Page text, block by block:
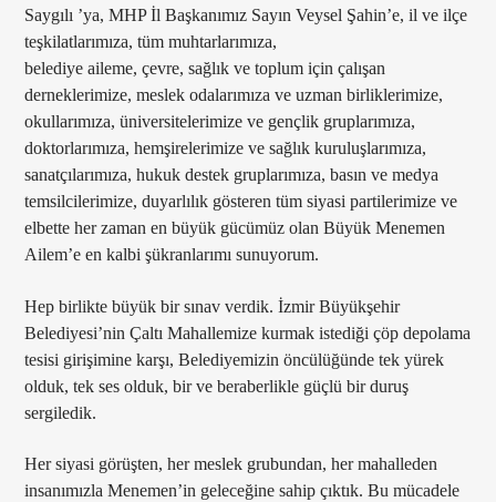
Radyo Çağrı 97.5
Saygılı ’ya, MHP İl Başkanımız Sayın Veysel Şahin’e, il ve ilçe
teşkilatlarımıza, tüm muhtarlarımıza,
belediye aileme, çevre, sağlık ve toplum için çalışan
derneklerimize, meslek odalarımıza ve uzman birliklerimize,
okullarımıza, üniversitelerimize ve gençlik gruplarımıza,
doktorlarımıza, hemşirelerimize ve sağlık kuruluşlarımıza,
sanatçılarımıza, hukuk destek gruplarımıza, basın ve medya
temsilcilerimize, duyarlılık gösteren tüm siyasi partilerimize ve
elbette her zaman en büyük gücümüz olan Büyük Menemen
Ailem’e en kalbi şükranlarımı sunuyorum.
Hep birlikte büyük bir sınav verdik. İzmir Büyükşehir
Belediyesi’nin Çaltı Mahallemize kurmak istediği çöp depolama
tesisi girişimine karşı, Belediyemizin öncülüğünde tek yürek
olduk, tek ses olduk, bir ve beraberlikle güçlü bir duruş
sergiledik.
Her siyasi görüşten, her meslek grubundan, her mahalleden
insanımızla Menemen’in geleceğine sahip çıktık. Bu mücadele